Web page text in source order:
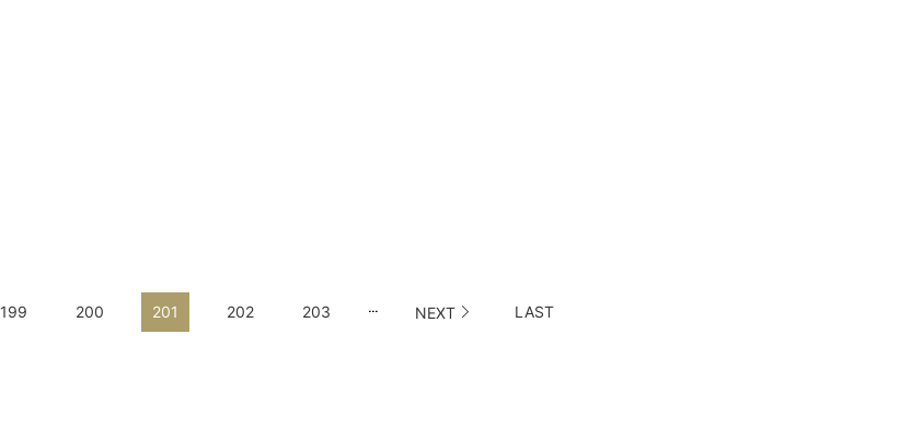
199 200 201 202 203 ... NEXT LAST